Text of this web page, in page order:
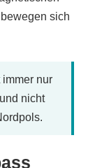
sich
nur
nicht